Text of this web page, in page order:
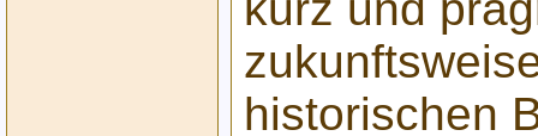
historischen